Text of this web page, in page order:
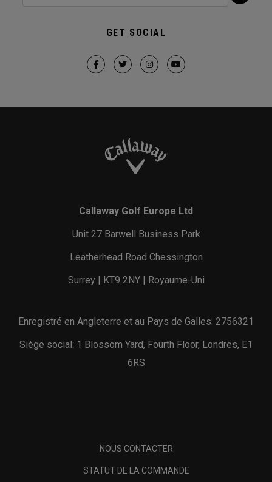
GET SOCIAL
Callaway Golf Europe Ltd
Unit 27 Barwell Business Park
Leatherhead Road Chessington
Surrey | KT9 2NY | Royaume-Uni
Enregistré en Angleterre et au Pays de Galles: 2756321
Siège social: 1 Blossom Yard, Fourth Floor, Londres, E1
6RS
NOUS CONTACTER
STATUT DE LA COMMANDE